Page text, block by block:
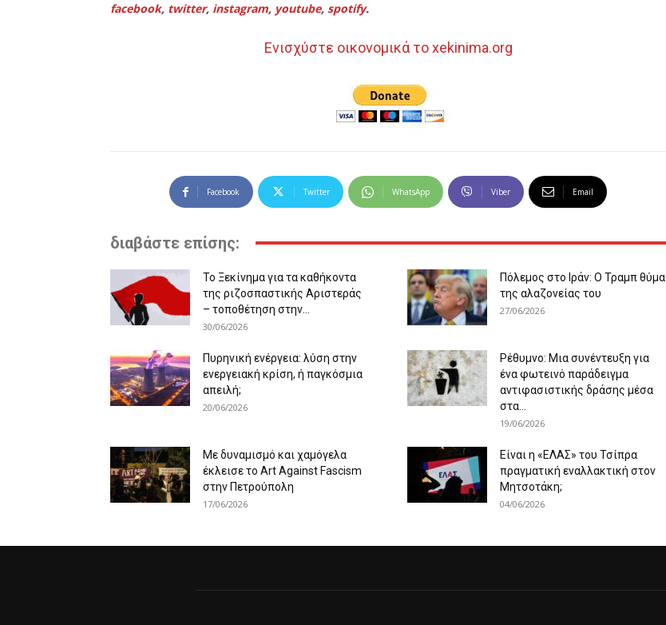
facebook, twitter, instagram, youtube, spotify.
Ενισχύστε οικονομικά το xekinima.org
Facebook Twitter WhatsApp Viber Email
διαβάστε επίσης:
Το Ξεκίνημα για τα καθήκοντα
της ριζοσπαστικής Αριστεράς
– τοποθέτηση στην...
30/06/2026
Πόλεμος στο Ιράν: Ο Τραμπ θύμα
της αλαζονείας του
27/06/2026
Πυρηνική ενέργεια: λύση στην
ενεργειακή κρίση, ή παγκόσμια
απειλή;
20/06/2026
Ρέθυμνο: Μια συνέντευξη για
ένα φωτεινό παράδειγμα
αντιφασιστικής δράσης μέσα
στα...
19/06/2026
Με δυναμισμό και χαμόγελα
έκλεισε το Art Against Fascism
στην Πετρούπολη
17/06/2026
Είναι η «ΕΛΑΣ» του Τσίπρα
πραγματική εναλλακτική στον
Μητσοτάκη;
04/06/2026